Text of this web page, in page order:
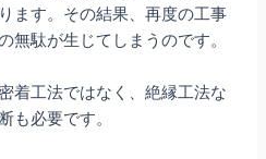
ます。その結果、再度の工事
無駄が生じてしまうのです。
着工法ではなく、絶縁工法な
も必要です。